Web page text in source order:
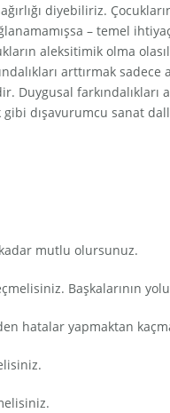
diyebiliriz.
– temel
aleksitimik olma
arttırmak
Duygusal farkındalıkları
gibi dışavurumcu sanat
mutlu olursunuz.
Başkalarının
hatalar yapmaktan